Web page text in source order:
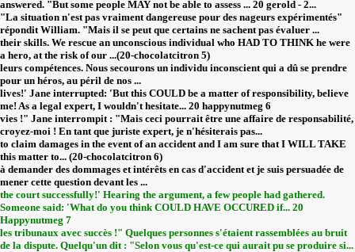
answered. "But some people MAY not be able to assess ... 20 gerold - 2...
"La situation n'est pas vraiment dangereuse pour des nageurs expérimentés"
répondit William. "Mais il se peut que certains ne sachent pas évaluer ...
their skills. We rescue an unconscious individual who HAD TO THINK he were
a hero, at the risk of our ...(20-chocolatcitron 5)
leurs compétences. Nous secourons un individu inconscient qui a dû se prendre
pour un héros, au péril de nos ...
lives!' Jane interrupted: 'But this COULD be a matter of responsibility, believe
me! As a legal expert, I wouldn't hesitate... 20 happynutmeg 6
vies !" Jane interrompit : "Mais ceci pourrait être une affaire de responsabilité,
croyez-moi ! En tant que juriste expert, je n'hésiterais pas...
to claim damages in the event of an accident and I am sure that I WILL TAKE
this matter to... (20-chocolatcitron 6)
à demander des dommages et intérêts en cas d'accident et je suis persuadée de
mener cette question devant les ...
the court successfully!' Hearing the argument, a few people had gathered.
Someone said: 'What do you think COULD HAVE OCCURED if... 20
Happynutmeg 7
les tribunaux avec succès !" Quelques personnes s'étaient rassemblées au bruit
de la dispute. Quelqu'un dit : "Selon vous qu'est-ce qui aurait pu se produire si...